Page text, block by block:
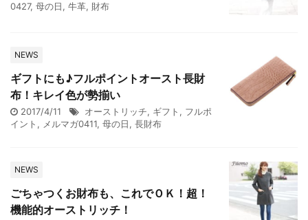
0427, 母の日, 牛革, 財布
NEWS
ギフトにも♪フルポイントオースト長財
布！キレイ色が勢揃い
2017/4/11 オーストリッチ, ギフト , フルポ
イント , メルマガ0411, 母の日, 長財布
NEWS
ごちゃつくお財布も、これでＯＫ！超！
機能的オーストリッチ！